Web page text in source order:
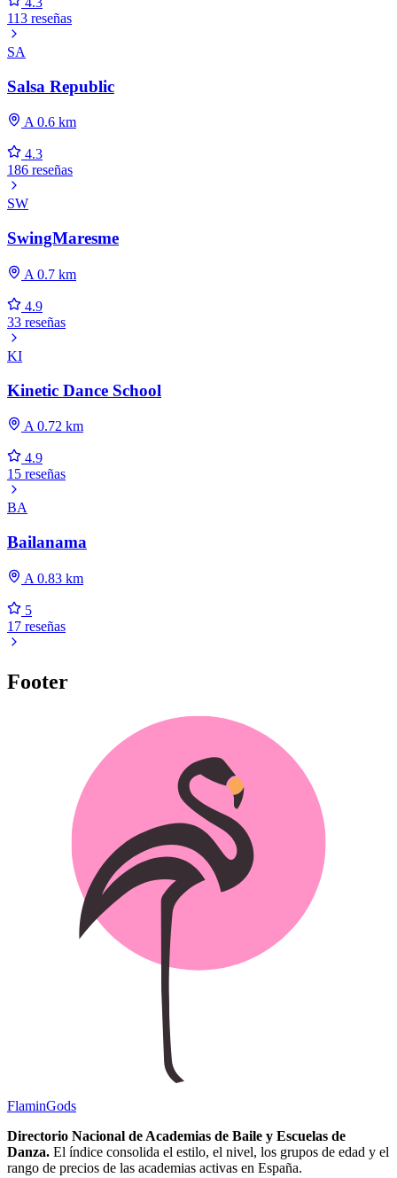
113 reseñas
SA
Salsa Republic
A 0.6 km
4.3
186 reseñas
SW
SwingMaresme
A 0.7 km
4.9
33 reseñas
KI
Kinetic Dance School
A 0.72 km
4.9
15 reseñas
BA
Bailanama
A 0.83 km
5
17 reseñas
Footer
FlaminGods
Directorio Nacional de Academias de Baile y Escuelas de
Danza. El índice consolida el estilo, el nivel, los grupos de edad y el
rango de precios de las academias activas en España.